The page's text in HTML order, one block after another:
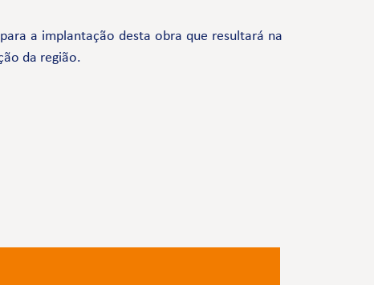
a implantação desta obra que resultará na
da região.